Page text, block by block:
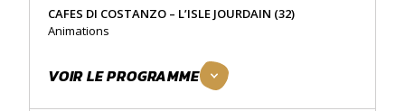
CAFES DI COSTANZO – L’ISLE JOURDAIN (32)
Animations
VOIR LE PROGRAMME